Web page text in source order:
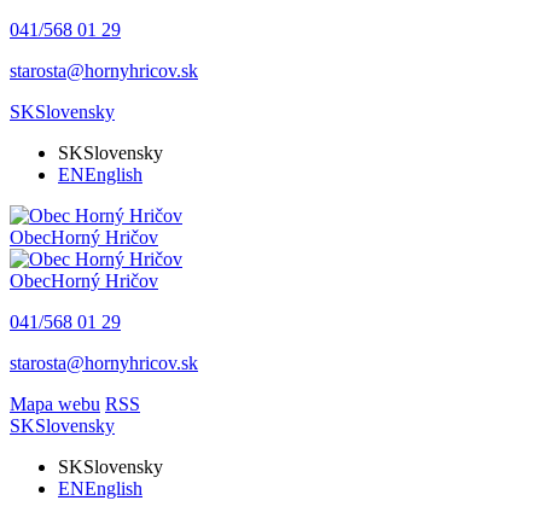
041/568 01 29
starosta@hornyhricov.sk
SKSlovensky
SKSlovensky
ENEnglish
ObecHorný Hričov
ObecHorný Hričov
041/568 01 29
starosta@hornyhricov.sk
Mapa webu RSS
SKSlovensky
SKSlovensky
ENEnglish